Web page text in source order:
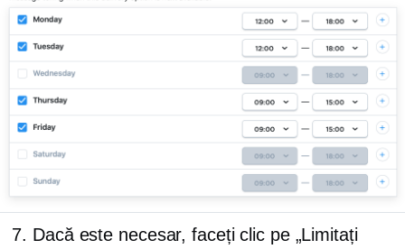
Dacă este necesar, faceți clic pe „Limitați